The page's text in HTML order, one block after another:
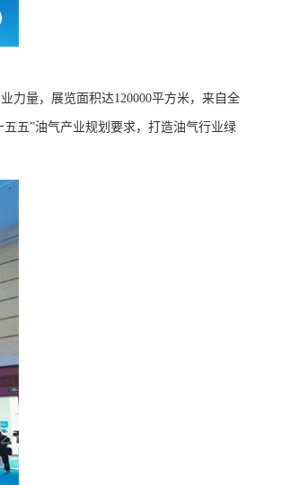
力量，展览面积达120000平方米，来自全
五”油气产业规划要求，打造油气行业绿